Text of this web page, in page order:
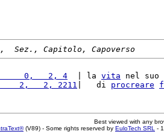
Sez., Capitolo, Capoverso
0,   2, 4
  | la
vita nel suo
2,   2, 2211
|   di procreare
Best viewed with any
(V89) - Some rights reserved by EuloTech SRL -